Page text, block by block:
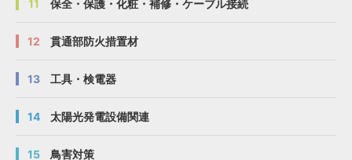
11 保全・保護・化粧・補修・ケーブル接続
12 貫通部防火措置材
13 工具・検電器
14 太陽光発電設備関連
15 鳥害対策